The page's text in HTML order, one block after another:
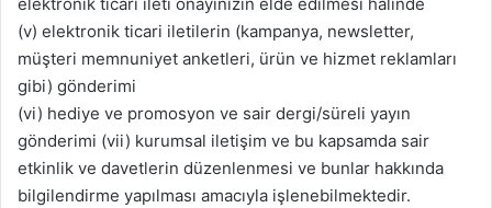
(v) elektronik ticari iletilerin (kampanya, newsletter,
müşteri memnuniyet anketleri, ürün ve hizmet reklamları
gibi) gönderimi
(vi) hediye ve promosyon ve sair dergi/süreli yayın
gönderimi (vii) kurumsal iletişim ve bu kapsamda sair
etkinlik ve davetlerin düzenlenmesi ve bunlar hakkında
bilgilendirme yapılması amacıyla işlenebilmektedir.